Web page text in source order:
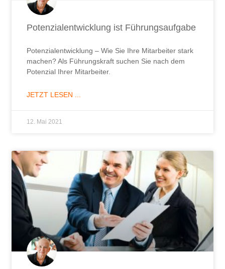
Potenzialentwicklung ist Führungsaufgabe
Potenzialentwicklung – Wie Sie Ihre Mitarbeiter stark
machen? Als Führungskraft suchen Sie nach dem
Potenzial Ihrer Mitarbeiter.
JETZT LESEN ...
12. Mai 2021